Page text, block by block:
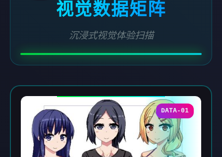
视觉数据矩阵
沉浸式视觉体验扫描
DATA-01